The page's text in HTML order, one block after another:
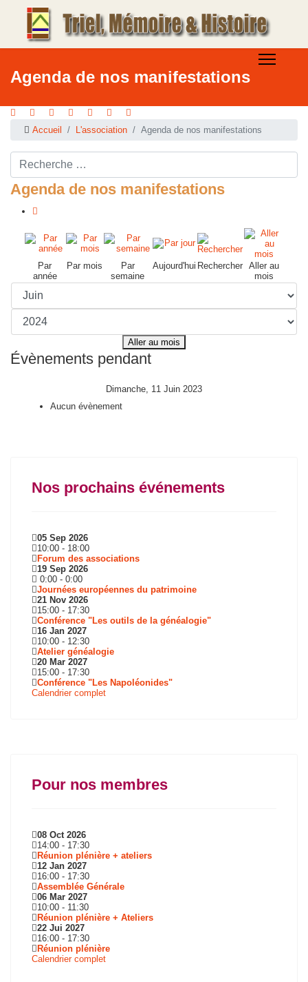
Agenda de nos manifestations
Accueil L'association Agenda de nos manifestations
Rechercher ...
Agenda de nos manifestations
Par
année
Par mois
Par
semaine
Aujourd'hui Rechercher Aller au
mois
Aller au mois
Évènements pendant
Dimanche, 11 Juin 2023
Aucun évènement
Nos prochains événements
05 Sep 2026
10:00 - 18:00
Forum des associations
19 Sep 2026
0:00 - 0:00
Journées européennes du patrimoine
21 Nov 2026
15:00 - 17:30
Conférence "Les outils de la généalogie"
16 Jan 2027
10:00 - 12:30
Atelier généalogie
20 Mar 2027
15:00 - 17:30
Conférence "Les Napoléonides"
Calendrier complet
Pour nos membres
08 Oct 2026
14:00 - 17:30
Réunion plénière + ateliers
12 Jan 2027
16:00 - 17:30
Assemblée Générale
06 Mar 2027
10:00 - 11:30
Réunion plénière + Ateliers
22 Jui 2027
16:00 - 17:30
Réunion plénière
Calendrier complet